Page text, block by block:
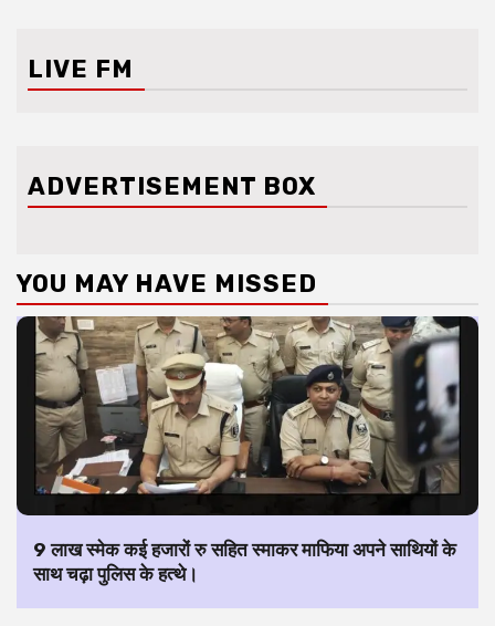
LIVE FM
ADVERTISEMENT BOX
YOU MAY HAVE MISSED
9 लाख स्मेक कई हजारों रु सहित स्माकर माफिया अपने साथियों के
साथ चढ़ा पुलिस के हत्थे।